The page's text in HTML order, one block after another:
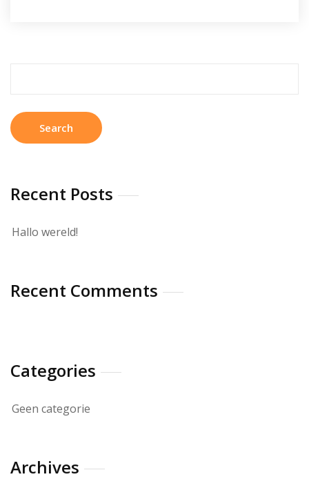
Recent Posts
Hallo wereld!
Recent Comments
Categories
Geen categorie
Archives